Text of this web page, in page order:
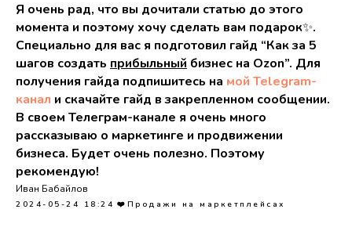
Я очень рад, что вы дочитали статью до этого
момента и поэтому хочу сделать вам подарок✨.
Специально для вас я подготовил гайд “Как за 5
шагов создать прибыльный бизнес на Ozon”. Для
получения гайда подпишитесь на мой Telegram-
канал и скачайте гайд в закрепленном сообщении.
В своем Телеграм-канале я очень много
рассказываю о маркетинге и продвижении
бизнеса. Будет очень полезно. Поэтому
рекомендую!
Иван Бабайлов
2024-05-24 18:24 ❤️Продажи на маркетплейсах